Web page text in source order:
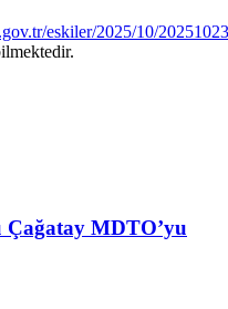
eskiler/2025/10/
MDTO’yu